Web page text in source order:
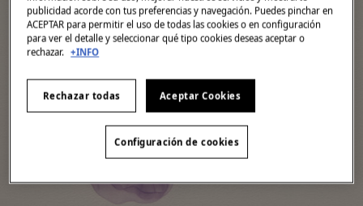
publicidad acorde con tus preferencias y navegación. Puedes pinchar en
ACEPTAR para permitir el uso de todas las cookies o en configuración
para ver el detalle y seleccionar qué tipo cookies deseas aceptar o
rechazar. +INFO
Rechazar todas Aceptar Cookies
Configuración de cookies